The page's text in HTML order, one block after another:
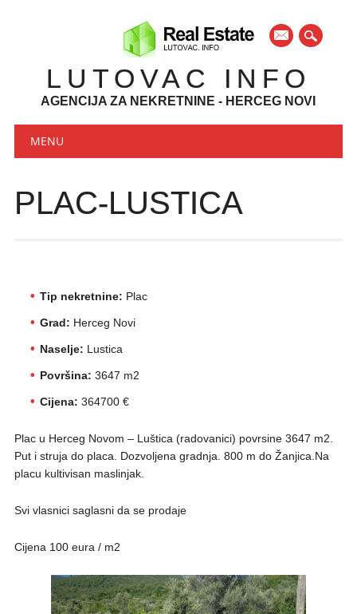
mail
LUTOVAC INFO
AGENCIJA ZA NEKRETNINE - HERCEG NOVI
Main menu
MENU
PLAC-LUSTICA
Tip nekretnine: Plac
Grad: Herceg Novi
Naselje: Lustica
Površina: 3647 m2
Cijena: 364700 €
Plac u Herceg Novom – Luštica (radovanici) povrsine 3647 m2.
Put i struja do placa. Dozvoljena gradnja. 800 m do Žanjica.Na
placu kultivisan maslinjak.
Svi vlasnici saglasni da se prodaje
Cijena 100 eura / m2